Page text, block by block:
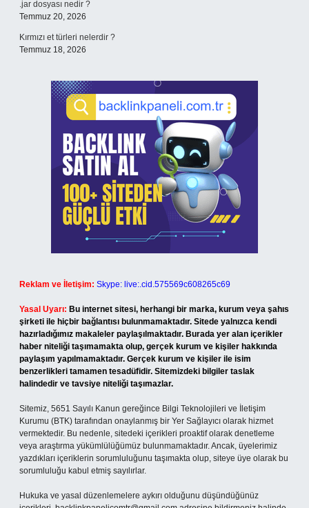
.jar dosyası nedir ?
Temmuz 20, 2026
Kırmızı et türleri nelerdir ?
Temmuz 18, 2026
Reklam ve İletişim: Skype: live:.cid.575569c608265c69
Yasal Uyarı: Bu internet sitesi, herhangi bir marka, kurum veya şahıs
şirketi ile hiçbir bağlantısı bulunmamaktadır. Sitede yalnızca kendi
hazırladığımız makaleler paylaşılmaktadır. Burada yer alan içerikler
haber niteliği taşımamakta olup, gerçek kurum ve kişiler hakkında
paylaşım yapılmamaktadır. Gerçek kurum ve kişiler ile isim
benzerlikleri tamamen tesadüfidir. Sitemizdeki bilgiler taslak
halindedir ve tavsiye niteliği taşımazlar.
Sitemiz, 5651 Sayılı Kanun gereğince Bilgi Teknolojileri ve İletişim
Kurumu (BTK) tarafından onaylanmış bir Yer Sağlayıcı olarak hizmet
vermektedir. Bu nedenle, sitedeki içerikleri proaktif olarak denetleme
veya araştırma yükümlülüğümüz bulunmamaktadır. Ancak, üyelerimiz
yazdıkları içeriklerin sorumluluğunu taşımakta olup, siteye üye olarak bu
sorumluluğu kabul etmiş sayılırlar.
Hukuka ve yasal düzenlemelere aykırı olduğunu düşündüğünüz